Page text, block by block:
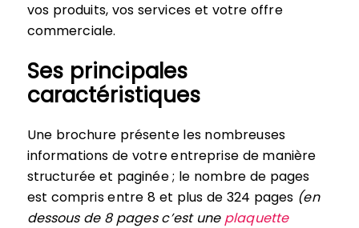
vos produits, vos services et votre offre
commerciale.
Ses principales
caractéristiques
Une brochure présente les nombreuses
informations de votre entreprise de manière
structurée et paginée ; le nombre de pages
est compris entre 8 et plus de 324 pages (en
dessous de 8 pages c’est une plaquette